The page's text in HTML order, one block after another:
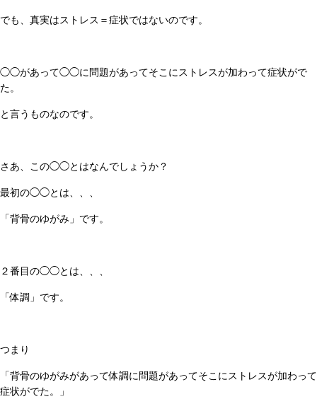
でも、真実はストレス＝症状ではないのです。
◯◯があって◯◯に問題があってそこにストレスが加わって症状がで
た。
と言うものなのです。
さあ、この◯◯とはなんでしょうか？
最初の◯◯とは、、、
「背骨のゆがみ」です。
２番目の◯◯とは、、、
「体調」です。
つまり
「背骨のゆがみがあって体調に問題があってそこにストレスが加わって
症状がでた。」